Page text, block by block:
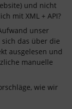
und nicht
mit XML + API?
unser
das über die
ausgelesen und
manuelle
wie wir